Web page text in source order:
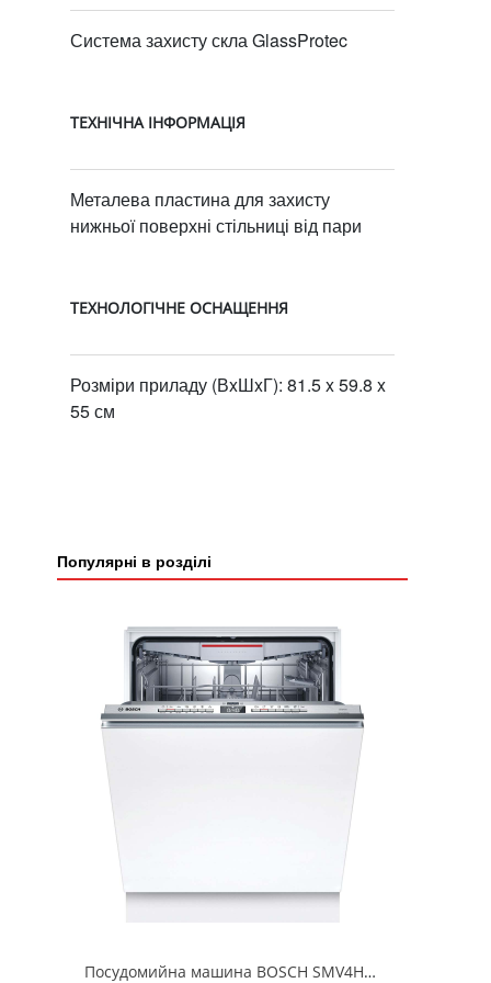
Система захисту скла GlassProtec
ТЕХНІЧНА ІНФОРМАЦІЯ
Металева пластина для захисту
нижньої поверхні стільниці від пари
ТЕХНОЛОГІЧНЕ ОСНАЩЕННЯ
Розміри приладу (ВxШxГ): 81.5 x 59.8 x
55 см
Популярні в розділі
Посудомийна машина BOSCH SMV4HVX00K